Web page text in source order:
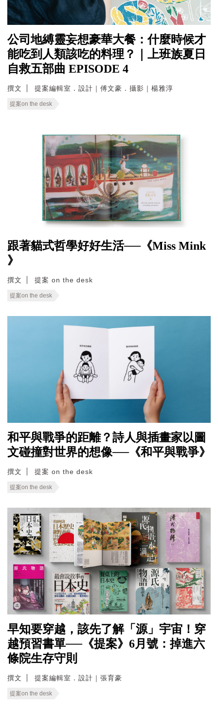
公司地縛靈妄想豪華大餐：什麼時候才
能吃到人類該吃的料理？｜上班族夏日
自救五部曲 EPISODE 4
撰文 提案編輯室．設計｜傅文豪．攝影｜楊雅淳
提案on the desk
跟著貓式哲學好好生活──《Miss Mink
》
撰文 提案 on the desk
提案on the desk
和平與戰爭的距離？詩人與插畫家以圖
文碰撞對世界的想像──《和平與戰爭》
撰文 提案 on the desk
提案on the desk
早知要穿越，該先了解「源」宇宙！穿
越預習書單──《提案》6月號：掉進六
條院生存守則
撰文 提案編輯室．設計｜張育豪
提案on the desk